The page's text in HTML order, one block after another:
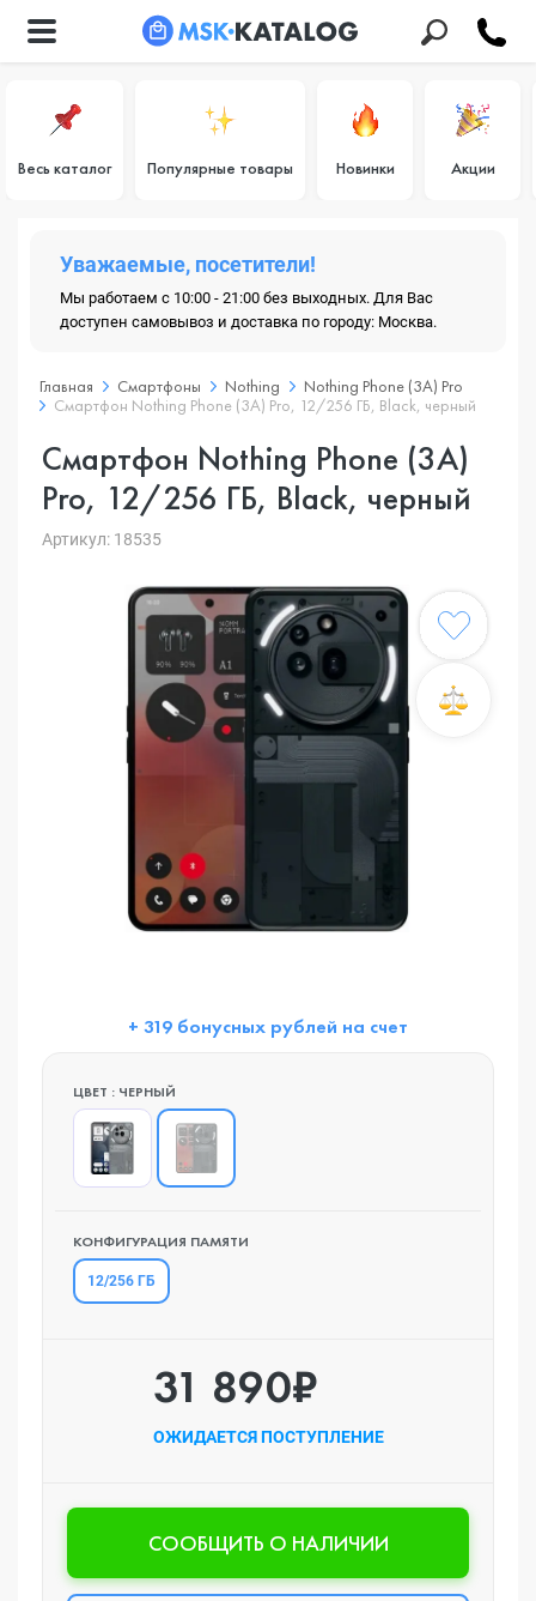
Весь каталог Популярные товары Новинки Акции
Уважаемые, посетители!
Мы работаем с 10:00 - 21:00 без выходных. Для Вас
доступен самовывоз и доставка по городу: Москва.
Главная Смартфоны Nothing
Nothing Phone (3A) Pro
Смартфон Nothing Phone (3A) Pro, 12/256 ГБ, Black, черный
Смартфон Nothing Phone (3A)
Pro, 12/256 ГБ, Black, черный
Артикул: 18535
+ 319 бонусных рублей на счет
ЦВЕТ : ЧЕРНЫЙ
КОНФИГУРАЦИЯ ПАМЯТИ
12/256 ГБ
31 890₽
ОЖИДАЕТСЯ ПОСТУПЛЕНИЕ
CООБЩИТЬ О НАЛИЧИИ